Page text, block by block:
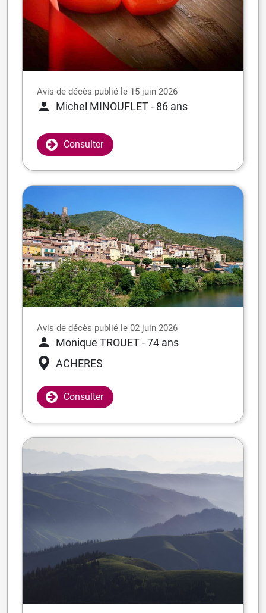
Avis de décès publié le 15 juin 2026
Michel MINOUFLET- 86 ans
Consulter
Avis de décès publié le 02 juin 2026
Monique TROUET- 74 ans
ACHERES
Consulter